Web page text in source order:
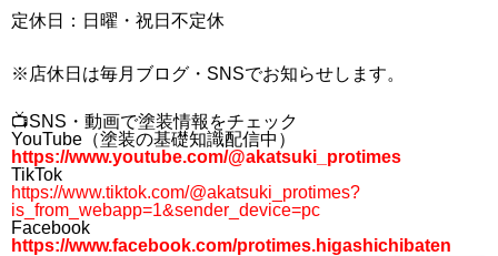
定休日：日曜・祝日不定休
※店休日は毎月ブログ・SNSでお知らせします。
📺SNS・動画で塗装情報をチェック
YouTube（塗装の基礎知識配信中）
https://www.youtube.com/@akatsuki_protimes
TikTok
https://www.tiktok.com/@akatsuki_protimes?
is_from_webapp=1&sender_device=pc
Facebook
https://www.facebook.com/protimes.higashichibaten